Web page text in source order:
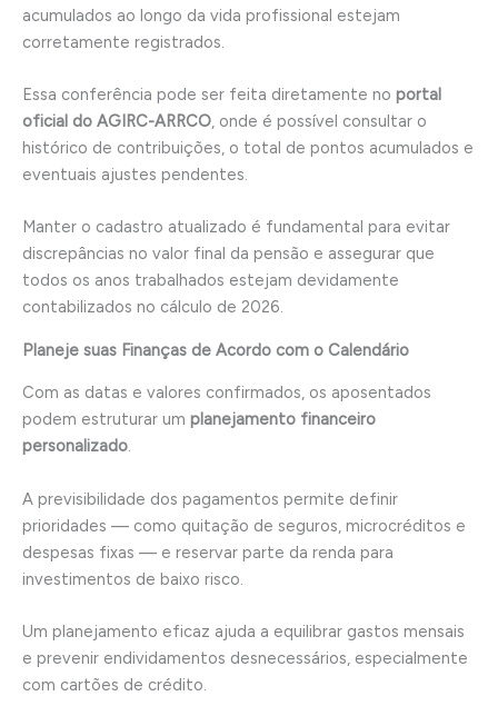
acumulados ao longo da vida profissional estejam
corretamente registrados.
Essa conferência pode ser feita diretamente no portal
oficial do AGIRC-ARRCO, onde é possível consultar o
histórico de contribuições, o total de pontos acumulados e
eventuais ajustes pendentes.
Manter o cadastro atualizado é fundamental para evitar
discrepâncias no valor final da pensão e assegurar que
todos os anos trabalhados estejam devidamente
contabilizados no cálculo de 2026.
Planeje suas Finanças de Acordo com o Calendário
Com as datas e valores confirmados, os aposentados
podem estruturar um planejamento financeiro
personalizado.
A previsibilidade dos pagamentos permite definir
prioridades — como quitação de seguros, microcréditos e
despesas fixas — e reservar parte da renda para
investimentos de baixo risco.
Um planejamento eficaz ajuda a equilibrar gastos mensais
e prevenir endividamentos desnecessários, especialmente
com cartões de crédito.